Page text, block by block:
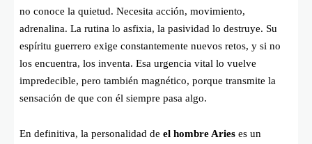
no conoce la quietud. Necesita acción, movimiento,
adrenalina. La rutina lo asfixia, la pasividad lo destruye. Su
espíritu guerrero exige constantemente nuevos retos, y si no
los encuentra, los inventa. Esa urgencia vital lo vuelve
impredecible, pero también magnético, porque transmite la
sensación de que con él siempre pasa algo.
En definitiva, la personalidad de el hombre Aries es un